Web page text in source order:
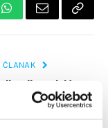
WhatsApp
Email Copy
ČLANAK
projekta
Infantino stiže u